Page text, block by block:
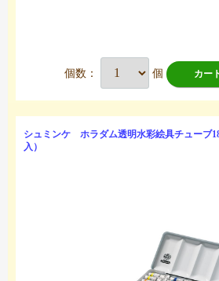
個数： 個 カー
シュミンケ ホラダム透明水彩絵具チューブ
入）